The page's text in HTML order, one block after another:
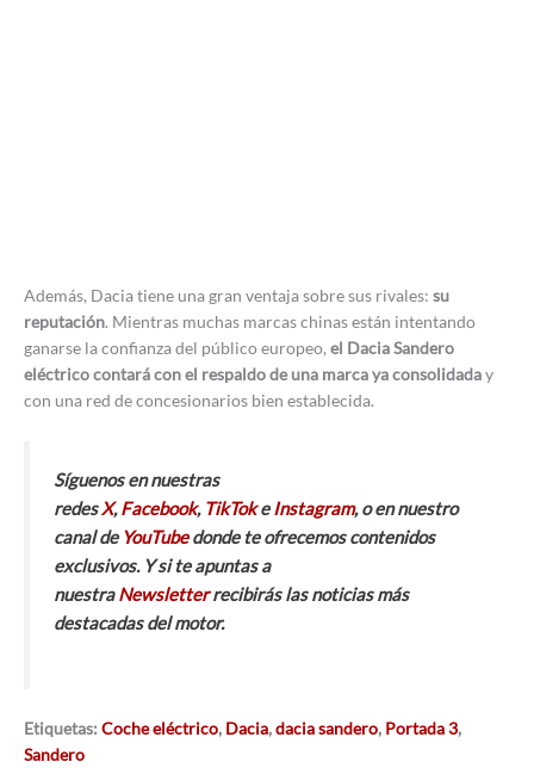
Además, Dacia tiene una gran ventaja sobre sus rivales: su
reputación. Mientras muchas marcas chinas están intentando
ganarse la confianza del público europeo, el Dacia Sandero
eléctrico contará con el respaldo de una marca ya consolidaday
con una red de concesionarios bien establecida.
Síguenos en nuestras
redesX,Facebook, TikTokeInstagram, o en nuestro
canal de YouTubedonde te ofrecemos contenidos
exclusivos. Y si te apuntas a
nuestraNewsletterrecibirás las noticias más
destacadas del motor.
Etiquetas: Coche eléctrico, Dacia,dacia sandero, Portada 3,
Sandero